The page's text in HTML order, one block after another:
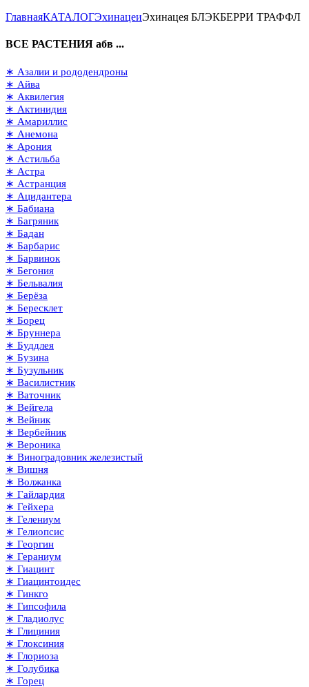
ГлавнаяКАТАЛОГЭхинацеиЭхинацея БЛЭКБЕРРИ ТРАФФЛ
ВСЕ РАСТЕНИЯ абв ...
∗ Азалии и рододендроны
∗ Айва
∗ Аквилегия
∗ Актинидия
∗ Амариллис
∗ Анемона
∗ Арония
∗ Астильба
∗ Астра
∗ Астранция
∗ Ацидантера
∗ Бабиана
∗ Багряник
∗ Бадан
∗ Барбарис
∗ Барвинок
∗ Бегония
∗ Бельвалия
∗ Берёза
∗ Бересклет
∗ Борец
∗ Бруннера
∗ Буддлея
∗ Бузина
∗ Бузульник
∗ Василистник
∗ Ваточник
∗ Вейгела
∗ Вейник
∗ Вербейник
∗ Вероника
∗ Виноградовник железистый
∗ Вишня
∗ Волжанка
∗ Гайлардия
∗ Гейхера
∗ Гелениум
∗ Гелиопсис
∗ Георгин
∗ Гераниум
∗ Гиацинт
∗ Гиацинтоидес
∗ Гинкго
∗ Гипсофила
∗ Гладиолус
∗ Глициния
∗ Глоксиния
∗ Глориоза
∗ Голубика
∗ Горец